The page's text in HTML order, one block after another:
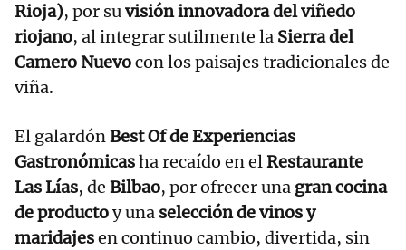
Rioja), por suvisión innovadora del viñedo
riojano, al integrar sutilmente la Sierra del
Camero Nuevocon los paisajes tradicionales de
viña.
El galardónBest Of de Experiencias
Gastronómicasha recaído en elRestaurante
Las Lías, de Bilbao, por ofrecer una gran cocina
de productoy una selección de vinos y
maridajesen continuo cambio, divertida, sin